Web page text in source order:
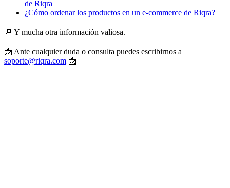
de Riqra
¿Cómo ordenar los productos en un e-commerce de Riqra?
🔎 Y mucha otra información valiosa.
📩 Ante cualquier duda o consulta puedes escribirnos a
soporte@riqra.com 📩